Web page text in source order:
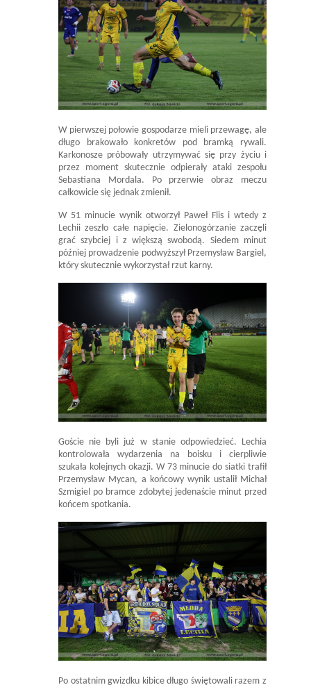
W pierwszej połowie gospodarze mieli przewagę, ale
długo brakowało konkretów pod bramką rywali.
Karkonosze próbowały utrzymywać się przy życiu i
przez moment skutecznie odpierały ataki zespołu
Sebastiana Mordala. Po przerwie obraz meczu
całkowicie się jednak zmienił.
W 51 minucie wynik otworzył Paweł Flis i wtedy z
Lechii zeszło całe napięcie. Zielonogórzanie zaczęli
grać szybciej i z większą swobodą. Siedem minut
później prowadzenie podwyższył Przemysław Bargiel,
który skutecznie wykorzystał rzut karny.
Goście nie byli już w stanie odpowiedzieć. Lechia
kontrolowała wydarzenia na boisku i cierpliwie
szukała kolejnych okazji. W 73 minucie do siatki trafił
Przemysław Mycan, a końcowy wynik ustalił Michał
Szmigiel po bramce zdobytej jedenaście minut przed
końcem spotkania.
Po ostatnim gwizdku kibice długo świętowali razem z